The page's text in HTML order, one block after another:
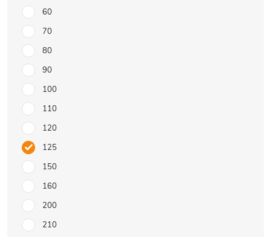
60
70
80
90
100
110
120
125
150
160
200
210